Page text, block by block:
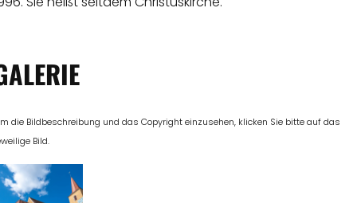
die Bildbeschreibung und das Copyright einzusehen, klicken Sie bitte auf das
Bild.